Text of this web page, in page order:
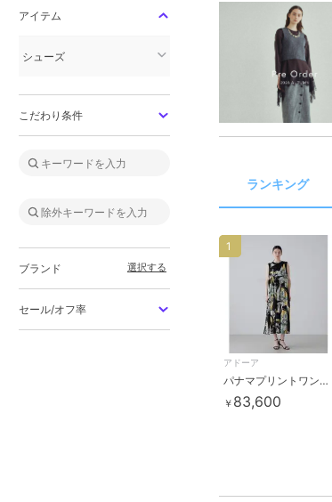
アイテム
シューズ
こだわり条件
ブランド 選択する
セール/オフ率
ランキング
アドーア
パナマプリントワンピース
￥ 83,600
1